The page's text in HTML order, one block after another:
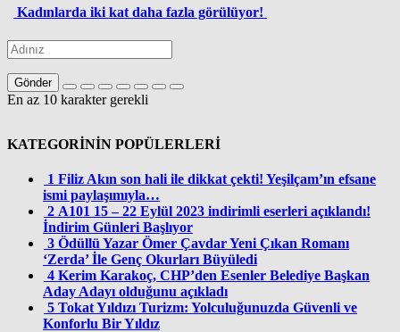
Kadınlarda iki kat daha fazla görülüyor!
Gönder
En az 10 karakter gerekli
KATEGORİNİN POPÜLERLERİ
1 Filiz Akın son hali ile dikkat çekti! Yeşilçam’ın efsane
ismi paylaşımıyla…
2 A101 15 – 22 Eylül 2023 indirimli eserleri açıklandı!
İndirim Günleri Başlıyor
3 Ödüllü Yazar Ömer Çavdar Yeni Çıkan Romanı
‘Zerda’ İle Genç Okurları Büyüledi
4 Kerim Karakoç, CHP’den Esenler Belediye Başkan
Aday Adayı olduğunu açıkladı
5 Tokat Yıldızı Turizm: Yolculuğunuzda Güvenli ve
Konforlu Bir Yıldız